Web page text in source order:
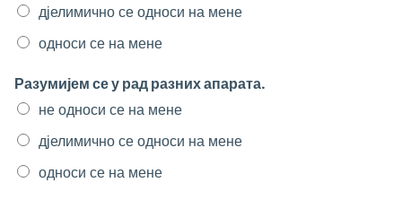
дјелимично се односи на мене
односи се на мене
Разумијем се у рад разних апарата.
не односи се на мене
дјелимично се односи на мене
односи се на мене